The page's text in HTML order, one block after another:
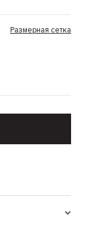
Размерная сетка